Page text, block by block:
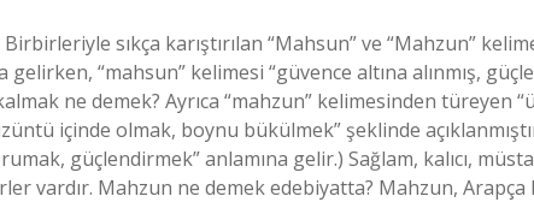
sıkça karıştırılan “Mahsun” ve “Mahzun”
gelirken, “mahsun” kelimesi “güvence altına alınmış,
ne demek? Ayrıca “mahzun” kelimesinden türeyen
içinde olmak, boynu bükülmek” şeklinde
vardır. Mahzun ne demek edebiyatta? Mahzun,